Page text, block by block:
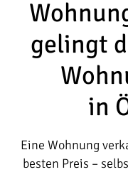
gelingt
in
Eine Wohnung
besten Preis –